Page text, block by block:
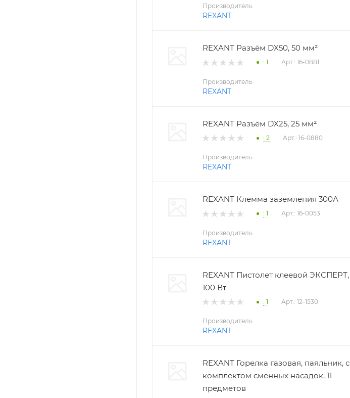
Производитель
REXANT
REXANT Разъём DX50, 50 мм²
: 1 Арт.: 16-0881
Производитель
REXANT
REXANT Разъём DX25, 25 мм²
: 2 Арт.: 16-0880
Производитель
REXANT
REXANT Клемма заземления 300А
: 1 Арт.: 16-0053
Производитель
REXANT
REXANT Пистолет клеевой ЭКСПЕРТ,
100 Вт
: 1 Арт.: 12-1530
Производитель
REXANT
REXANT Горелка газовая, паяльник, с
комплектом сменных насадок, 11
предметов